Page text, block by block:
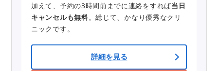
加えて、予約の3時間前までに連絡をすれば当日
キャンセルも無料。総じて、かなり優秀なクリ
ニックです。
詳細を見る